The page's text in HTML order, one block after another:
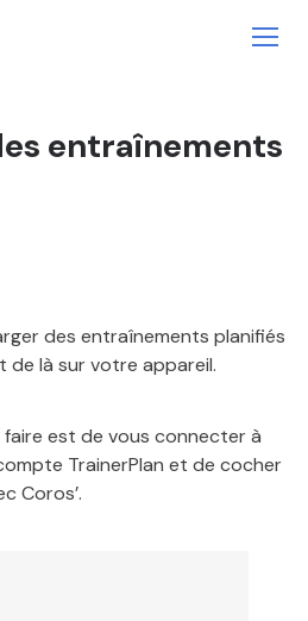
entraînements
des entraînements planifiés
de là sur votre appareil.
est de vous connecter à
TrainerPlan et de cocher
Coros’.